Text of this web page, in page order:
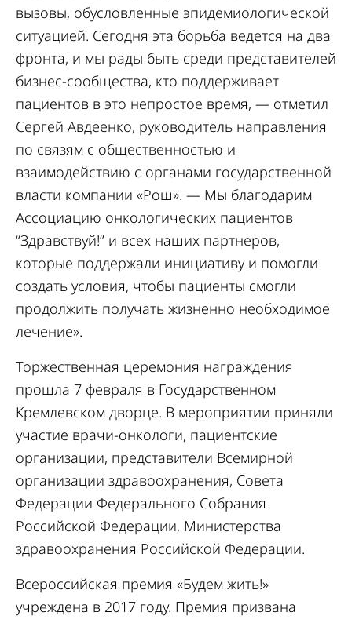
вызовы, обусловленные эпидемиологической
ситуацией. Сегодня эта борьба ведется на два
фронта, и мы рады быть среди представителей
бизнес-сообщества, кто поддерживает
пациентов в это непростое время, — отметил
Сергей Авдеенко, руководитель направления
по связям с общественностью и
взаимодействию с органами государственной
власти компании «Рош». — Мы благодарим
Ассоциацию онкологических пациентов
“Здравствуй!” и всех наших партнеров,
которые поддержали инициативу и помогли
создать условия, чтобы пациенты смогли
продолжить получать жизненно необходимое
лечение».
Торжественная церемония награждения
прошла 7 февраля в Государственном
Кремлевском дворце. В мероприятии приняли
участие врачи-онкологи, пациентские
организации, представители Всемирной
организации здравоохранения, Совета
Федерации Федерального Собрания
Российской Федерации, Министерства
здравоохранения Российской Федерации.
Всероссийская премия «Будем жить!»
учреждена в 2017 году. Премия призвана